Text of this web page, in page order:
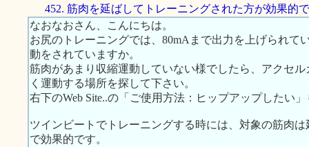
452. 筋肉を延ばしてトレーニングされた方が効果的
なおなおさん、こんにちは。
お尻のトレーニングでは、80mAまで出力を上げられて
動をされていますか。
筋肉があまり収縮運動していない様でしたら、アクセ
く運動する場所を探して下さい。
右下のWeb Site..の「ご使用方法：ヒップアップしたい
ツインビートでトレーニングする時には、対象の筋肉
で効果的です。